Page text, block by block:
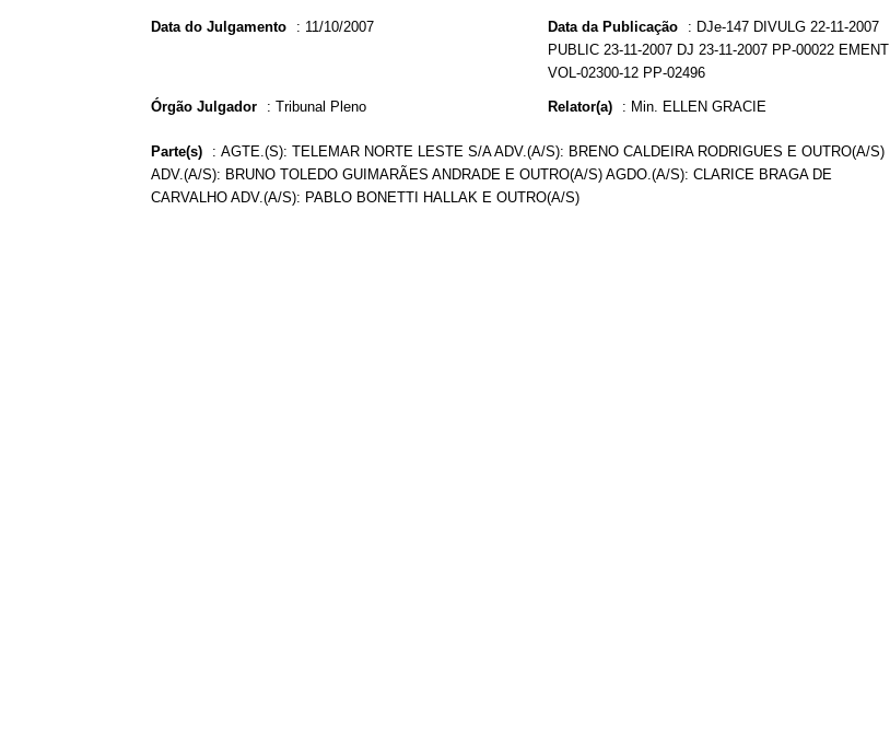
Data do Julgamento : 11/10/2007 Data da Publicação : DJe-147 DIVULG 22-11-2007
PUBLIC 23-11-2007 DJ 23-11-2007 PP-00022 EMENT
VOL-02300-12 PP-02496
Órgão Julgador : Tribunal Pleno Relator(a) : Min. ELLEN GRACIE
Parte(s) : AGTE.(S): TELEMAR NORTE LESTE S/A ADV.(A/S): BRENO CALDEIRA RODRIGUES E OUTRO(A/S)
ADV.(A/S): BRUNO TOLEDO GUIMARÃES ANDRADE E OUTRO(A/S) AGDO.(A/S): CLARICE BRAGA DE
CARVALHO ADV.(A/S): PABLO BONETTI HALLAK E OUTRO(A/S)